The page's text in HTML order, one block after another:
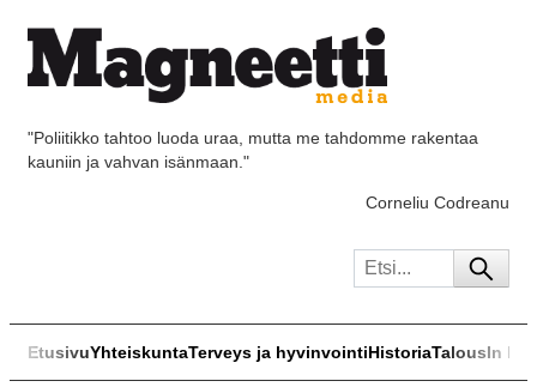
"Poliitikko tahtoo luoda uraa, mutta me tahdomme rakentaa
kauniin ja vahvan isänmaan."
Corneliu Codreanu
EtusivuYhteiskuntaTerveys ja hyvinvointiHistoriaTalousIn